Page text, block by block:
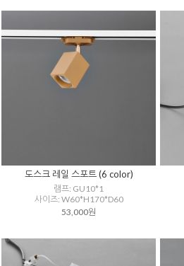
도스크 레일 스포트 (6 color)
램프: GU10*1
사이즈: W60*H170*D60
53,000원